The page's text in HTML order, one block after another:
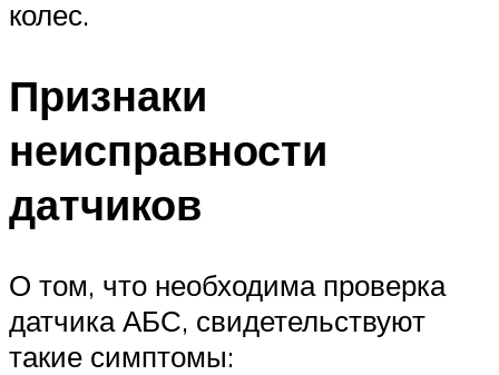
колес.
Признаки
неисправности
датчиков
О том, что необходима проверка
датчика АБС, свидетельствуют
такие симптомы: